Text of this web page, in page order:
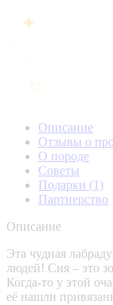
Описание
Отзывы о
О породе
Советы
Подарки (1)
Партнерство
Описание
Эта чудная
людей! Сия – это
Когда-то у этой
её нашли